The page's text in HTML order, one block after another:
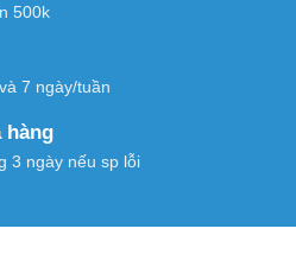
500k
7 ngày/tuần
hàng
3 ngày nếu sp lỗi